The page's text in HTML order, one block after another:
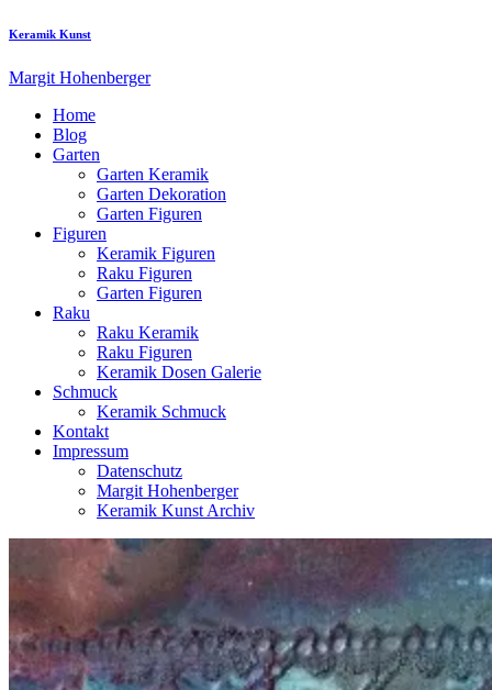
Keramik Kunst
Margit Hohenberger
Home
Blog
Garten
Garten Keramik
Garten Dekoration
Garten Figuren
Figuren
Keramik Figuren
Raku Figuren
Garten Figuren
Raku
Raku Keramik
Raku Figuren
Keramik Dosen Galerie
Schmuck
Keramik Schmuck
Kontakt
Impressum
Datenschutz
Margit Hohenberger
Keramik Kunst Archiv